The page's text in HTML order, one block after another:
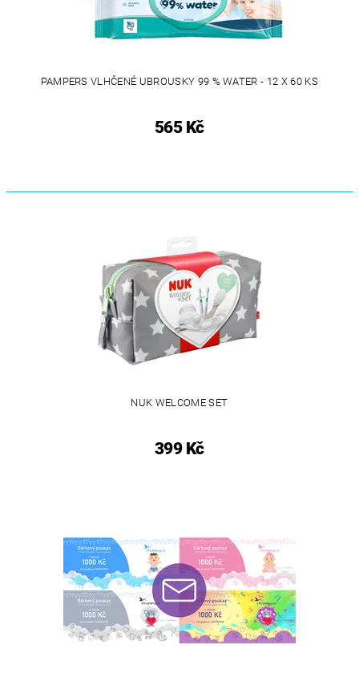
PAMPERS VLHČENÉ UBROUSKY 99 % WATER - 12 X 60 KS
565 Kč
NUK WELCOME SET
399 Kč